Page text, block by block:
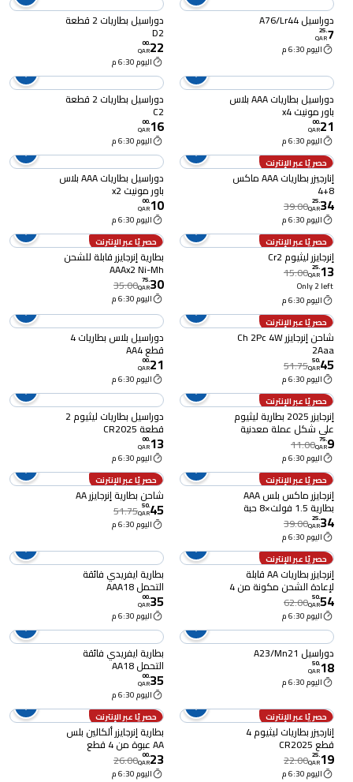
دوراسيل A76/Lr44
7
.
25
QAR
اليوم 6:30 م
دوراسيل بطاريات 2 قطعة
D2
22
.
00
QAR
اليوم 6:30 م
دوراسيل بطاريات AAA بلاس
باور مونيت x4
21
.
00
QAR
اليوم 6:30 م
دوراسيل بطاريات 2 قطعة
C2
16
.
00
QAR
اليوم 6:30 م
حصريًا عبر الإنترنت
إنارجيزر بطاريات AAA ماكس
8+4
34
.
25
QAR
39.00
اليوم 6:30 م
دوراسيل بطاريات AAA بلاس
باور مونيت x2
10
.
00
QAR
اليوم 6:30 م
حصريًا عبر الإنترنت
إنرجايزر ليثيوم Cr2
13
.
25
QAR
15.00
Only 2 left
اليوم 6:30 م
حصريًا عبر الإنترنت
بطارية إنرجايزر قابلة للشحن
AAAx2 Ni-Mh
30
.
75
QAR
35.00
اليوم 6:30 م
حصريًا عبر الإنترنت
شاحن إنرجايزر Ch 2Pc 4W
2Aaa
45
.
50
QAR
51.75
اليوم 6:30 م
دوراسيل بلاس بطاريات 4
قطع AA4
21
.
00
QAR
اليوم 6:30 م
حصريًا عبر الإنترنت
إنرجايزر 2025 بطارية ليثيوم
على شكل عملة معدنية
مكونة من قطعتين
9
.
75
QAR
11.00
اليوم 6:30 م
دوراسيل بطاريات ليثيوم 2
قطعة CR2025
13
.
00
QAR
اليوم 6:30 م
حصريًا عبر الإنترنت
إنرجايزر ماكس بلس AAA
بطارية 1.5 فولت×8 حبة
34
.
25
QAR
39.00
اليوم 6:30 م
حصريًا عبر الإنترنت
شاحن بطارية إنرجايزر AA
45
.
50
QAR
51.75
اليوم 6:30 م
حصريًا عبر الإنترنت
إنرجايزر بطاريات AA قابلة
لإعادة الشحن مكونة من 4
قطع
54
.
50
QAR
62.00
اليوم 6:30 م
بطارية ايفريدي فائقة
التحمل AAA18
35
.
00
QAR
اليوم 6:30 م
دوراسيل A23/Mn21
18
.
50
QAR
اليوم 6:30 م
بطارية ايفريدي فائقة
التحمل AA18
35
.
00
QAR
اليوم 6:30 م
حصريًا عبر الإنترنت
إنارجيزر بطاريات ليثيوم 4
قطع CR2025
19
.
25
QAR
22.00
اليوم 6:30 م
حصريًا عبر الإنترنت
بطارية إنرجايزر ألكالين بلس
AA عبوة من 4 قطع
23
.
00
QAR
26.00
اليوم 6:30 م